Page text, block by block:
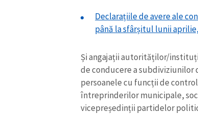
Declarațiile de avere ale
până la sfârșitul lunii
Și angajații autorităților/
de conducere a
persoanele cu funcții de
întreprinderilor municipale,
vicepreședinții partidelor
Mesajul